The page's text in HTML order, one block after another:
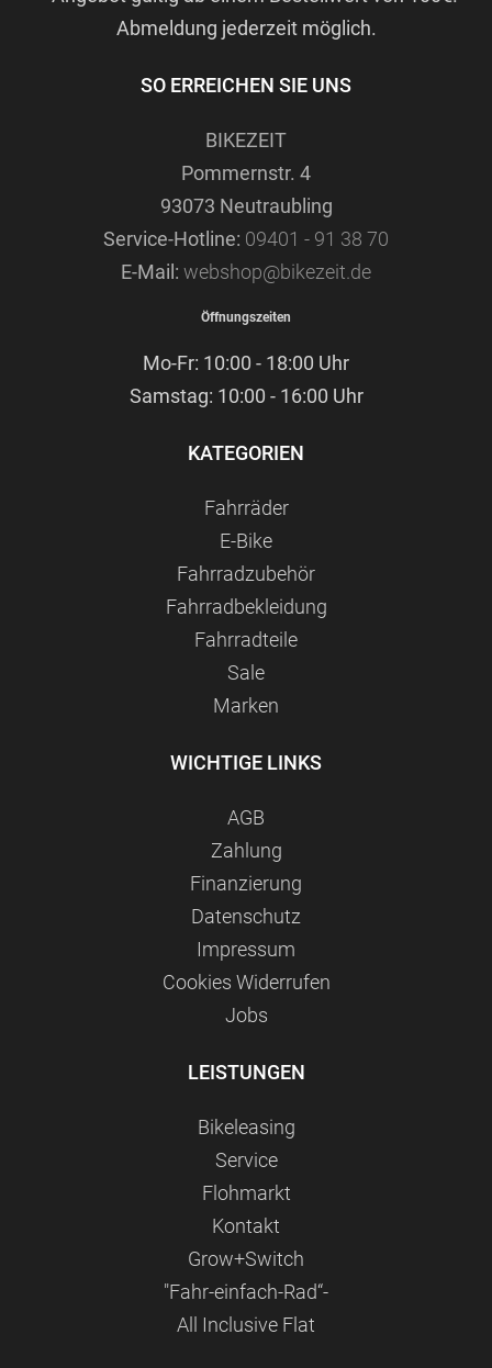
Abmeldung jederzeit möglich.
SO ERREICHEN SIE UNS
BIKEZEIT
Pommernstr. 4
93073 Neutraubling
Service-Hotline: 09401 - 91 38 70
E-Mail: webshop@bikezeit.de
Öffnungszeiten
Mo-Fr: 10:00 - 18:00 Uhr
Samstag: 10:00 - 16:00 Uhr
KATEGORIEN
Fahrräder
E-Bike
Fahrradzubehör
Fahrradbekleidung
Fahrradteile
Sale
Marken
WICHTIGE LINKS
AGB
Zahlung
Finanzierung
Datenschutz
Impressum
Сookies Widerrufen
Jobs
LEISTUNGEN
Bikeleasing
Service
Flohmarkt
Kontakt
Grow+Switch
"Fahr-einfach-Rad“-
All Inclusive Flat